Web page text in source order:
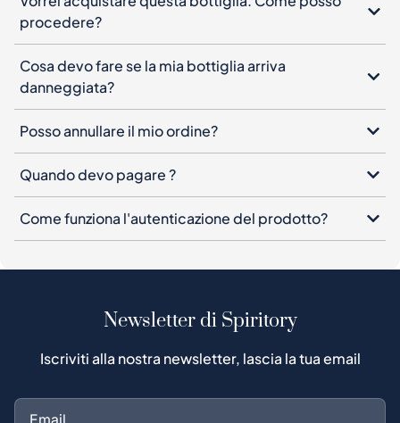
procedere?
Cosa devo fare se la mia bottiglia arriva
danneggiata?
Posso annullare il mio ordine?
Quando devo pagare ?
Come funziona l'autenticazione del prodotto?
Newsletter di Spiritory
Iscriviti alla nostra newsletter, lascia la tua email